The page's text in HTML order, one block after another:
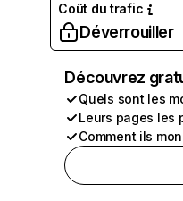
Coût du trafic
Déverrouiller
Découvrez
Quels sont les
Leurs pages les
Comment ils